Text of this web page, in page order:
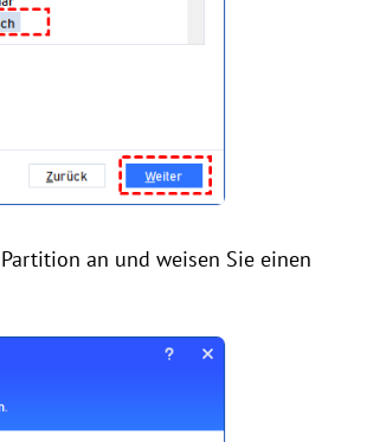
an und weisen Sie einen